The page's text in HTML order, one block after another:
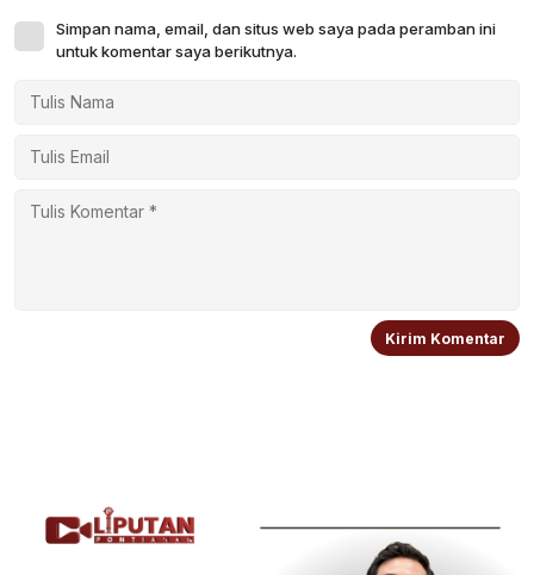
Simpan nama, email, dan situs web saya pada peramban ini
untuk komentar saya berikutnya.